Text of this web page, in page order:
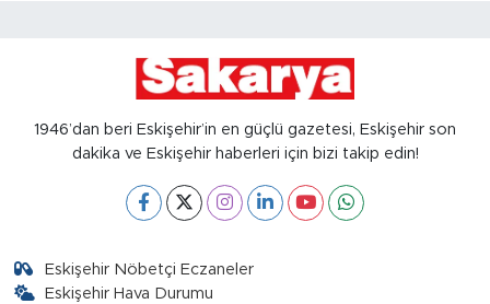
1946’dan beri Eskişehir’in en güçlü gazetesi, Eskişehir son
dakika ve Eskişehir haberleri için bizi takip edin!
Eskişehir Nöbetçi Eczaneler
Eskişehir Hava Durumu